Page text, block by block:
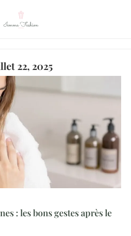
22, 2025
: les bons gestes après le